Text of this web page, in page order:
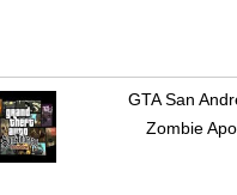
GTA San
Zombie